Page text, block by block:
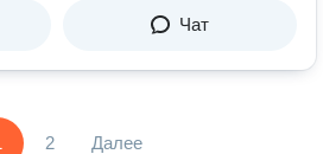
Чат
2 Далее